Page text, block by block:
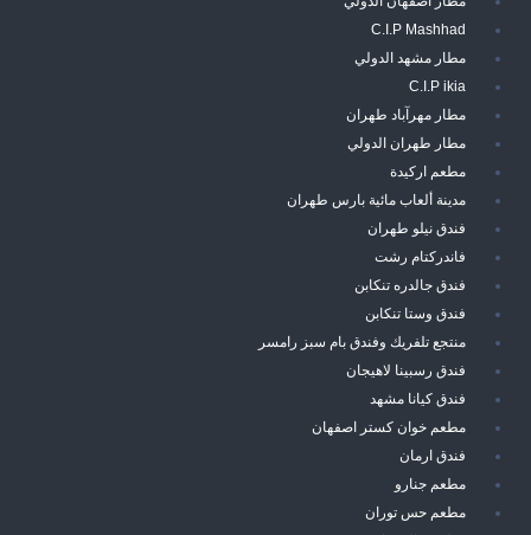
C.I.P Mashhad
مطار مشهد الدولي
C.I.P ikia
مطار مهرآباد طهران
مطار طهران الدولي
مطعم اركيدة
مدينة ألعاب مائية بارس طهران
فندق نيلو طهران
فاندركتام رشت
فندق جالدره تنكابن
فندق وستا تنكابن
منتجع تلفريك وفندق بام سبز رامسر
فندق رسبينا لاهيجان
فندق كيانا مشهد
مطعم خوان كستر اصفهان
فندق ارمان
مطعم جنارو
مطعم حس توران